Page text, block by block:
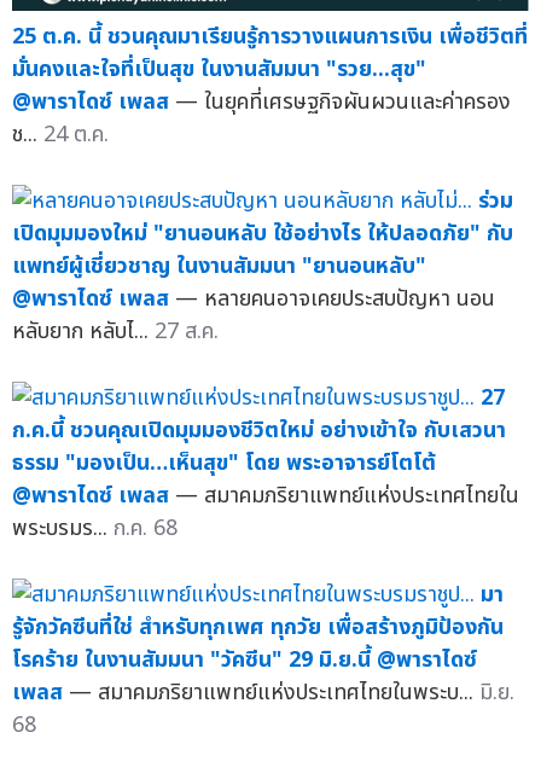
25 ต.ค. นี้ ชวนคุณมาเรียนรู้การวางแผนการเงิน เพื่อชีวิตที่
มั่นคงและใจที่เป็นสุข ในงานสัมมนา "รวย...สุข"
@พาราไดซ์ เพลส — ในยุคที่เศรษฐกิจผันผวนและค่าครอง
ช... 24 ต.ค.
ร่วม
เปิดมุมมองใหม่ "ยานอนหลับ ใช้อย่างไร ให้ปลอดภัย" กับ
แพทย์ผู้เชี่ยวชาญ ในงานสัมมนา "ยานอนหลับ"
@พาราไดซ์ เพลส — หลายคนอาจเคยประสบปัญหา นอน
หลับยาก หลับไ... 27 ส.ค.
27
ก.ค.นี้ ชวนคุณเปิดมุมมองชีวิตใหม่ อย่างเข้าใจ กับเสวนา
ธรรม "มองเป็น…เห็นสุข" โดย พระอาจารย์โตโต้
@พาราไดซ์ เพลส — สมาคมภริยาแพทย์แห่งประเทศไทยใน
พระบรมร... ก.ค. 68
มา
รู้จักวัคซีนที่ใช่ สำหรับทุกเพศ ทุกวัย เพื่อสร้างภูมิป้องกัน
โรคร้าย ในงานสัมมนา "วัคซีน" 29 มิ.ย.นี้ @พาราไดซ์
เพลส — สมาคมภริยาแพทย์แห่งประเทศไทยในพระบ... มิ.ย.
68